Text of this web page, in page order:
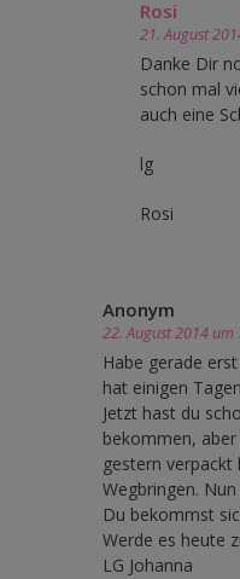
Rosi
21. August
Danke Dir
schon mal
auch eine
lg
Rosi
Anonym
22. August 2014 um
Habe gerade
hat einigen
Jetzt hast du
bekommen,
gestern
Wegbringen.
Du bekommst
Werde es heute
LG Johanna